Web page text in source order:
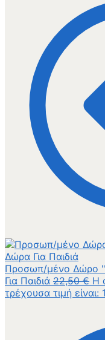
Προσωπ/μένο Δώρο
Για Παιδιά 22,50€ Η
τρέχουσα τιμή είναι: